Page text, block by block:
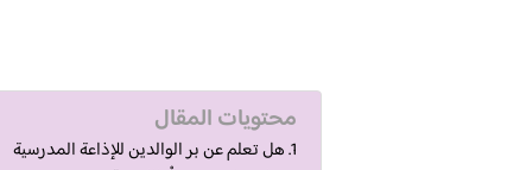
محتويات المقال
هل تعلم عن بر الوالدين للإذاعة المدرسية